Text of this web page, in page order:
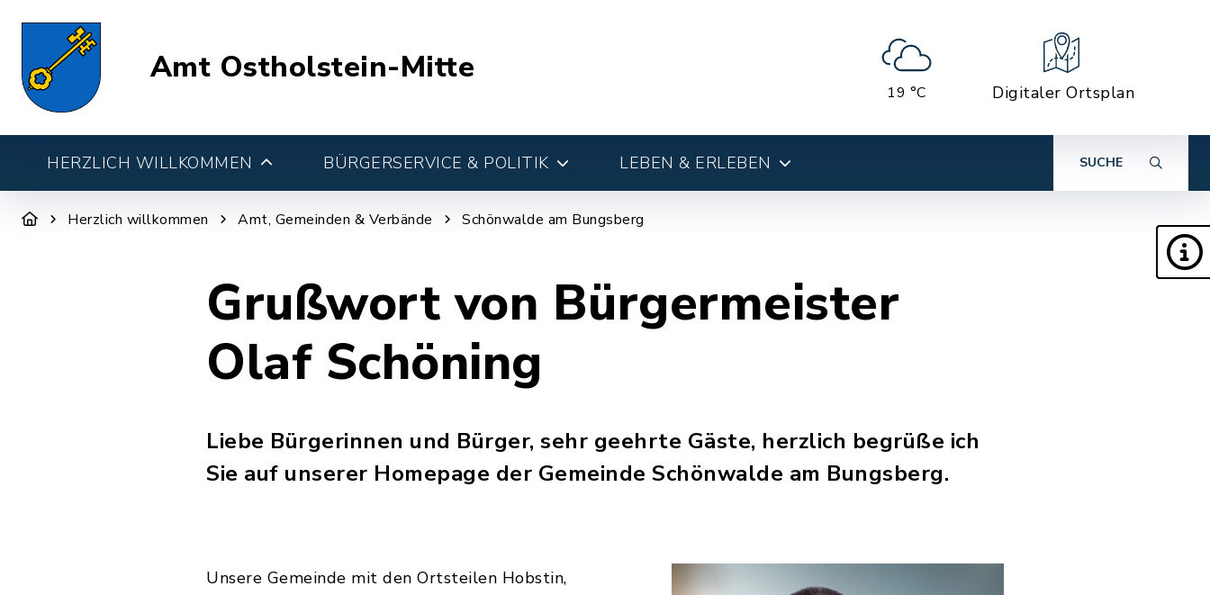
Amt Ostholstein-Mitte
19 °C Digitaler Ortsplan
HERZLICH WILLKOMMEN BÜRGERSERVICE & POLITIK LEBEN & ERLEBEN SUCHE
Herzlich willkommen Amt, Gemeinden & Verbände Schönwalde am Bungsberg
Grußwort von Bürgermeister
Olaf Schöning
Liebe Bürgerinnen und Bürger, sehr geehrte Gäste, herzlich begrüße ich
Sie auf unserer Homepage der Gemeinde Schönwalde am Bungsberg.
Unsere Gemeinde mit den Ortsteilen Hobstin,